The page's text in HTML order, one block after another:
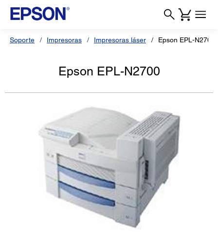
Soporte Impresoras Impresoras láser Epson EPL-N2700
Epson EPL-N2700